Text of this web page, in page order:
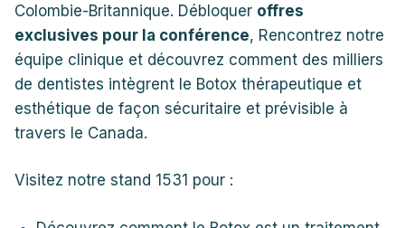
Colombie-Britannique. Débloquer offres
exclusives pour la conférence, Rencontrez notre
équipe clinique et découvrez comment des milliers
de dentistes intègrent le Botox thérapeutique et
esthétique de façon sécuritaire et prévisible à
travers le Canada.
Visitez notre stand 1531 pour :